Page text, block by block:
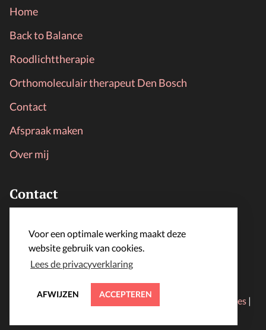
Voor een optimale werking maakt deze
website gebruik van cookies.
Lees de privacyverklaring
AFWIJZEN ACCEPTEREN
Home
Back to Balance
Roodlichttherapie
Orthomoleculair therapeut Den Bosch
Contact
Afspraak maken
Over mij
Contact
LijfLoket
info@lijfloket.nl
© 2024 lijfloket.nl | Alle rechten voorbehouden | Cookies |